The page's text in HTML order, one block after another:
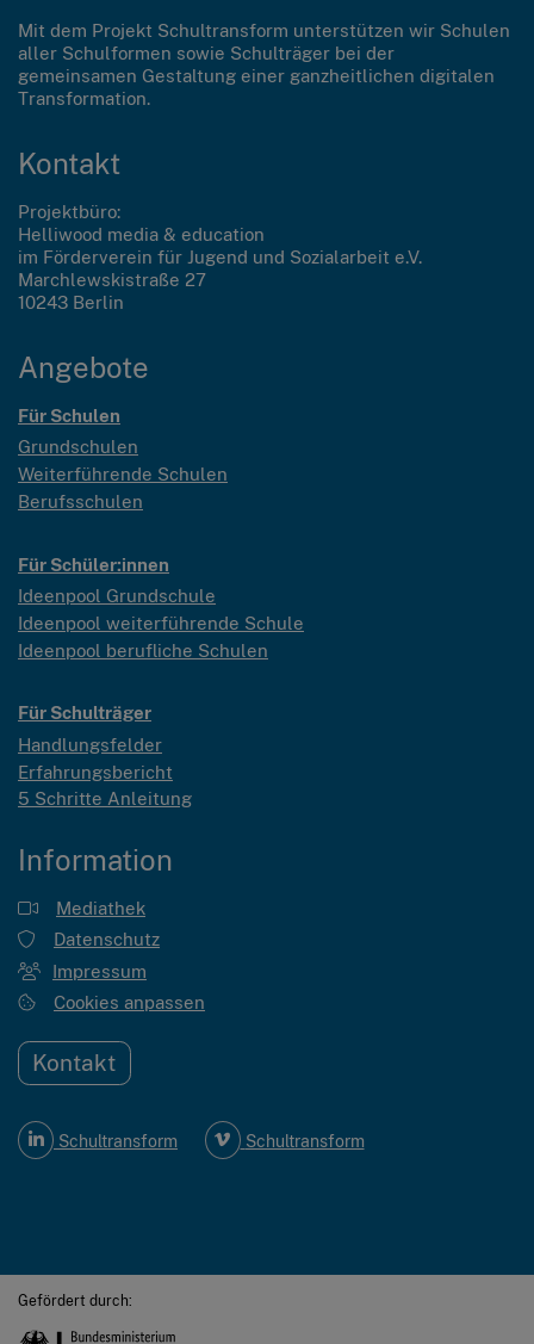
Mit dem Projekt Schultransform unterstützen wir Schulen
aller Schulformen sowie Schulträger bei der
gemeinsamen Gestaltung einer ganzheitlichen digitalen
Transformation.
Kontakt
Projektbüro:
Helliwood media & education
im Förderverein für Jugend und Sozialarbeit e.V.
Marchlewskistraße 27
10243 Berlin
Angebote
Für Schulen
Grundschulen
Weiterführende Schulen
Berufsschulen
Für Schüler:innen
Ideenpool Grundschule
Ideenpool weiterführende Schule
Ideenpool berufliche Schulen
Für Schulträger
Handlungsfelder
Erfahrungsbericht
5 Schritte Anleitung
Information
Mediathek
Datenschutz
Impressum
Cookies anpassen
Kontakt
Schultransform Schultransform
Gefördert durch: